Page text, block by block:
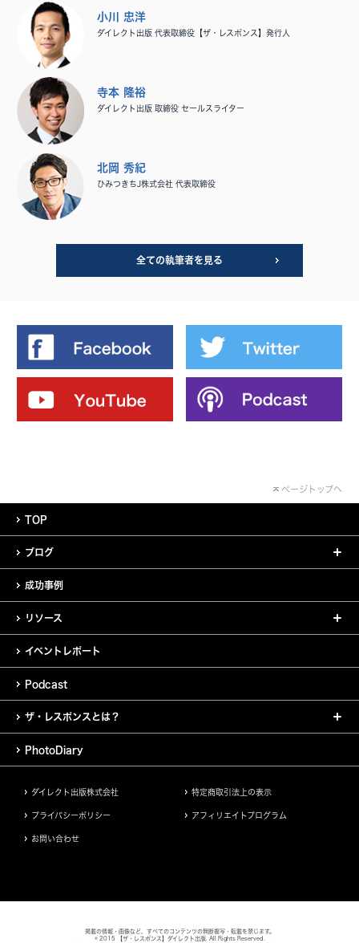
小川 忠洋
ダイレクト出版 代表取締役【ザ・レスポンス】発行人
寺本 隆裕
ダイレクト出版 取締役 セールスライター
北岡 秀紀
ひみつきちJ株式会社 代表取締役
全ての執筆者を見る
ページトップへ
TOP
ブログ
成功事例
リソース
イベントレポート
Podcast
ザ・レスポンスとは？
PhotoDiary
ダイレクト出版株式会社 特定商取引法上の表示
プライバシーポリシー アフィリエイトプログラム
お問い合わせ
掲載の情報・画像など、すべてのコンテンツの無断複写・転載を禁じます。
© 2015 【ザ・レスポンス】ダイレクト出版. All Rights Reserved.